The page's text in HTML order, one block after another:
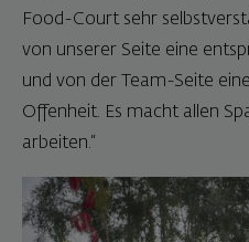
Food-Court sehr
von unserer Seite eine
und von der Team-Seite
Offenheit. Es macht allen
arbeiten.“